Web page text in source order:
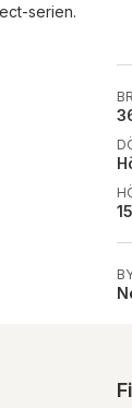
serien.